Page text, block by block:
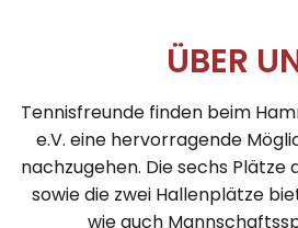
ÜBER
Tennisfreunde finden beim
e.V. eine hervorragende
nachzugehen. Die sechs Plätze
sowie die zwei Hallenplätze
wie auch